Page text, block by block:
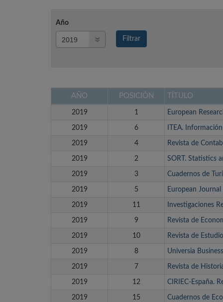
Año
Filtrar
AÑO POSICIÓN TÍTULO
2019 1 European
2019 6 ITEA.
2019 4 Revista de
2019 2 SORT. Statistics
2019 3 Cuadernos de
2019 5 European
2019 11 Investigaciones
2019 9 Revista de
2019 10 Revista de
2019 8 Universia
2019 7 Revista de
2019 12 CIRIEC-España.
2019 15 Cuadernos de